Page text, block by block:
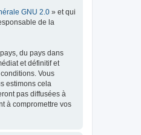
GNU 2.0 » et qui
de la
du pays dans
et définitif et
Vous
estimons cela
pas diffusées à
à compromettre vos